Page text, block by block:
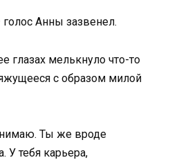
Анны зазвенел.
глазах мелькнуло что-то
с образом милой
Ты же вроде
У тебя карьера,